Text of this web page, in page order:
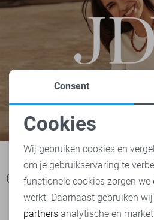
Ook het bekijken waard
Noodzakelijke cookies
Personalisatie cookies
Analytische cookies
Consent
Cookies
Wij gebruiken cookies en
om je gebruikservaring te
functionele cookies zorgen we
werkt. Daarnaast gebruiken
partners analytische en